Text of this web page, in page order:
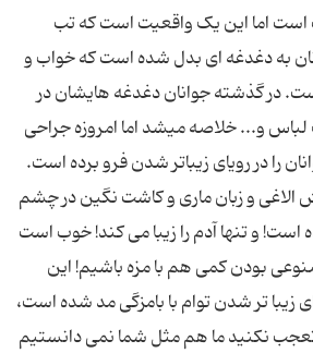
اما این یک واقعیت است که تب
به دغدغه ای بدل شده است که خواب و
است. در گذشته جوانان دغدغه هایشان در
لباس و... خلاصه میشد اما امروزه جراحی
را در رویای زیباتر شدن فرو برده است.
و زبان ماری و کاشت نگین در چشم
و تنها آدم را زیبا می کند! خوب است
بودن کمی هم با مزه باشیم! این
زیبا تر شدن توام با بامزگی مد شده است،
نکنید ما هم مثل شما نمی دانستیم